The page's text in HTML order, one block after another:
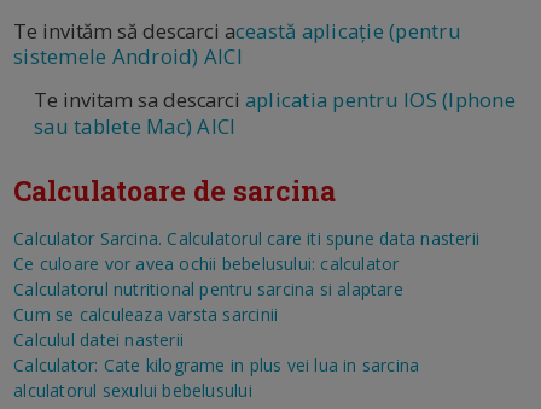
Te invităm să descarci această aplicație (pentru
sistemele Android) AICI
Te invitam sa descarci aplicatia pentru IOS (Iphone
sau tablete Mac) AICI
Calculatoare de sarcina
Calculator Sarcina. Calculatorul care iti spune data nasterii
Ce culoare vor avea ochii bebelusului: calculator
Calculatorul nutritional pentru sarcina si alaptare
Cum se calculeaza varsta sarcinii
Calculul datei nasterii
Calculator: Cate kilograme in plus vei lua in sarcina
alculatorul sexului bebelusului